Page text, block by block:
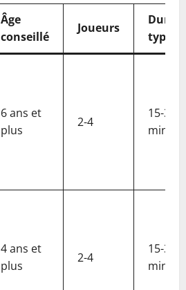
Âge
conseillé
Joueurs
Durée
6 ans et
plus
2-4
15-30
min
4 ans et
plus
2-4
15-30
min